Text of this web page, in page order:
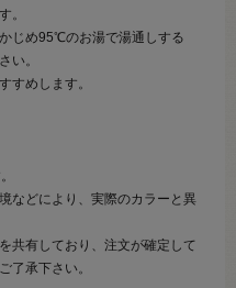
。
じめ95℃のお湯で湯通しする
い。
すめします。
などにより、実際のカラーと異
共有しており、注文が確定して
了承下さい。